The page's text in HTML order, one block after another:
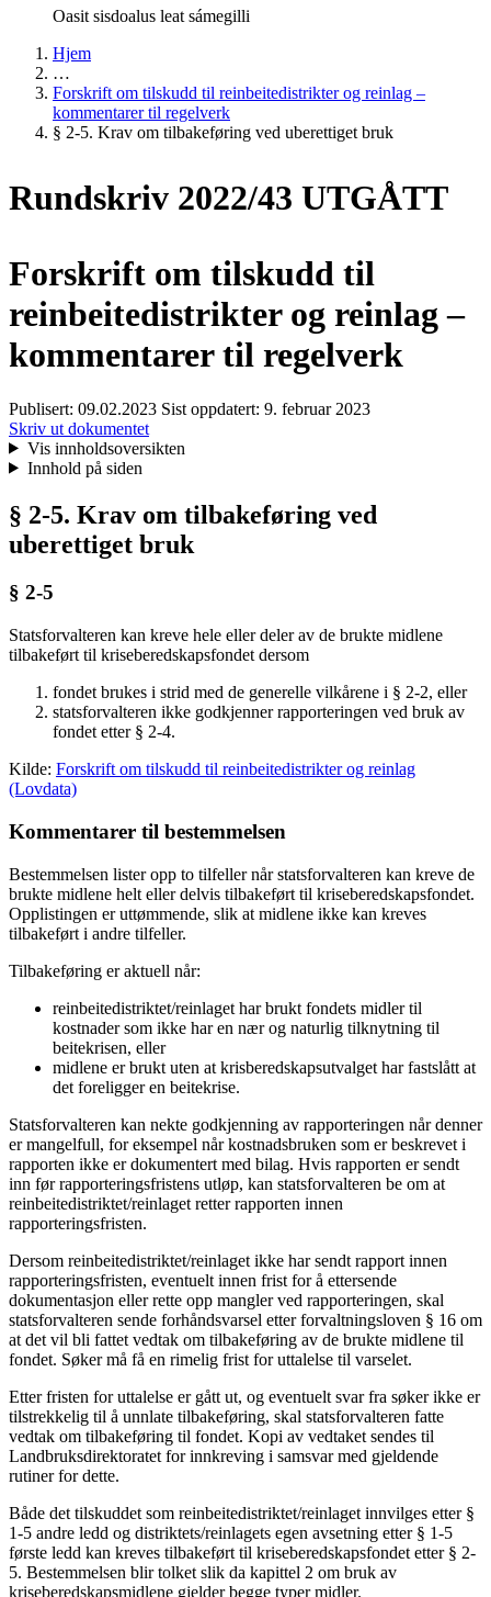
Oasit sisdoalus leat sámegilli
Hjem
…
Forskrift om tilskudd til reinbeitedistrikter og reinlag –
kommentarer til regelverk
§ 2-5. Krav om tilbakeføring ved uberettiget bruk
Rundskriv 2022/43 UTGÅTT
Forskrift om tilskudd til
reinbeitedistrikter og reinlag –
kommentarer til regelverk
Publisert: 09.02.2023 Sist oppdatert: 9. februar 2023
Skriv ut dokumentet
Vis innholdsoversikten
Innhold på siden
§ 2-5. Krav om tilbakeføring ved
uberettiget bruk
§ 2-5
Statsforvalteren kan kreve hele eller deler av de brukte midlene
tilbakeført til kriseberedskapsfondet dersom
fondet brukes i strid med de generelle vilkårene i § 2-2, eller
statsforvalteren ikke godkjenner rapporteringen ved bruk av
fondet etter § 2-4.
Kilde: Forskrift om tilskudd til reinbeitedistrikter og reinlag
(Lovdata)
Kommentarer til bestemmelsen
Bestemmelsen lister opp to tilfeller når statsforvalteren kan kreve de
brukte midlene helt eller delvis tilbakeført til kriseberedskapsfondet.
Opplistingen er uttømmende, slik at midlene ikke kan kreves
tilbakeført i andre tilfeller.
Tilbakeføring er aktuell når:
reinbeitedistriktet/reinlaget har brukt fondets midler til
kostnader som ikke har en nær og naturlig tilknytning til
beitekrisen, eller
midlene er brukt uten at krisberedskapsutvalget har fastslått at
det foreligger en beitekrise.
Statsforvalteren kan nekte godkjenning av rapporteringen når denner
er mangelfull, for eksempel når kostnadsbruken som er beskrevet i
rapporten ikke er dokumentert med bilag. Hvis rapporten er sendt
inn før rapporteringsfristens utløp, kan statsforvalteren be om at
reinbeitedistriktet/reinlaget retter rapporten innen
rapporteringsfristen.
Dersom reinbeitedistriktet/reinlaget ikke har sendt rapport innen
rapporteringsfristen, eventuelt innen frist for å ettersende
dokumentasjon eller rette opp mangler ved rapporteringen, skal
statsforvalteren sende forhåndsvarsel etter forvaltningsloven § 16 om
at det vil bli fattet vedtak om tilbakeføring av de brukte midlene til
fondet. Søker må få en rimelig frist for uttalelse til varselet.
Etter fristen for uttalelse er gått ut, og eventuelt svar fra søker ikke er
tilstrekkelig til å unnlate tilbakeføring, skal statsforvalteren fatte
vedtak om tilbakeføring til fondet. Kopi av vedtaket sendes til
Landbruksdirektoratet for innkreving i samsvar med gjeldende
rutiner for dette.
Både det tilskuddet som reinbeitedistriktet/reinlaget innvilges etter §
1-5 andre ledd og distriktets/reinlagets egen avsetning etter § 1-5
første ledd kan kreves tilbakeført til kriseberedskapsfondet etter § 2-
5. Bestemmelsen blir tolket slik da kapittel 2 om bruk av
kriseberedskapsmidlene gjelder begge typer midler.